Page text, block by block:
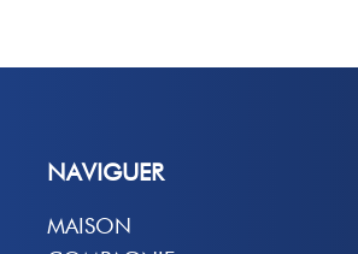
NAVIGUER
MAISON